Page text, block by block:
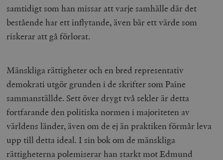
samtidigt som han missar att varje samhälle där det
bestående har ett inflytande, även bär ett värde som
riskerar att gå förlorat.
Mänskliga rättigheter och en bred representativ
demokrati utgör grunden i de skrifter som Paine
sammanställde. Sett över drygt två sekler är detta
fortfarande den politiska normen i majoriteten av
världens länder, även om de ej än praktiken förmår leva
upp till detta ideal. I sin bok om de mänskliga
rättigheterna polemiserar han starkt mot Edmund